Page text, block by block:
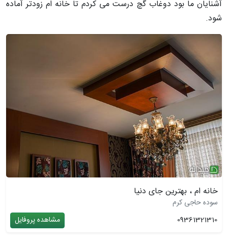
آشنایان ما بود دوغاب گچ درست می کردم تا خانه ام زودتر آماده
شود.
خانه ام ، بهترین جای دنیا
سوده حاجی کرم
09361321310
مشاهده پروفایل